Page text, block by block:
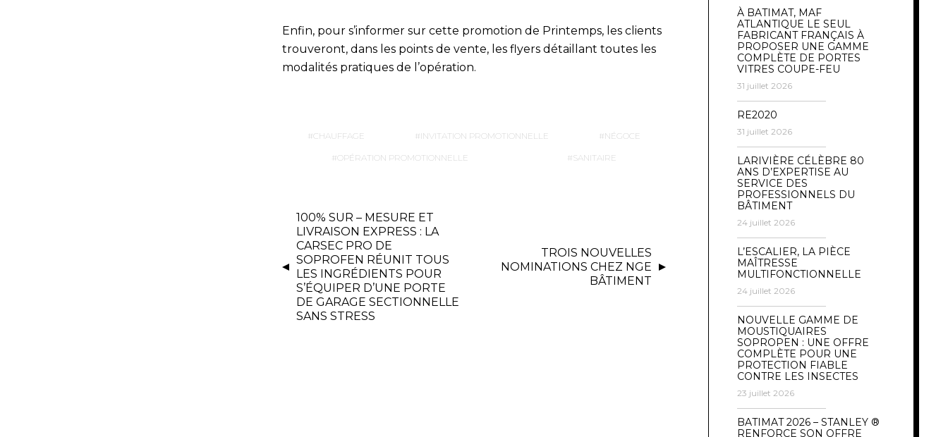
Enfin, pour s’informer sur cette promotion de Printemps, les clients
trouveront, dans les points de vente, les flyers détaillant toutes les
modalités pratiques de l’opération.
CHAUFFAGE INVITATION PROMOTIONNELLE NÉGOCE
OPÉRATION PROMOTIONNELLE SANITAIRE
100% SUR – MESURE ET
LIVRAISON EXPRESS : LA
CARSEC PRO DE
SOPROFEN RÉUNIT TOUS
LES INGRÉDIENTS POUR
S’ÉQUIPER D’UNE PORTE
DE GARAGE SECTIONNELLE
SANS STRESS
TROIS NOUVELLES
NOMINATIONS CHEZ NGE
BÂTIMENT
À BATIMAT, MAF
ATLANTIQUE LE SEUL
FABRICANT FRANÇAIS À
PROPOSER UNE GAMME
COMPLÈTE DE PORTES
VITRES COUPE-FEU
31 juillet 2026
RE2020
31 juillet 2026
LARIVIÈRE CÉLÈBRE 80
ANS D’EXPERTISE AU
SERVICE DES
PROFESSIONNELS DU
BÂTIMENT
24 juillet 2026
L’ESCALIER, LA PIÈCE
MAÎTRESSE
MULTIFONCTIONNELLE
24 juillet 2026
NOUVELLE GAMME DE
MOUSTIQUAIRES
SOPROPEN : UNE OFFRE
COMPLÈTE POUR UNE
PROTECTION FIABLE
CONTRE LES INSECTES
23 juillet 2026
BATIMAT 2026 – STANLEY ®
RENFORCE SON OFFRE